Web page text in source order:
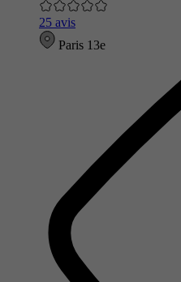
25 avis
Paris 13e